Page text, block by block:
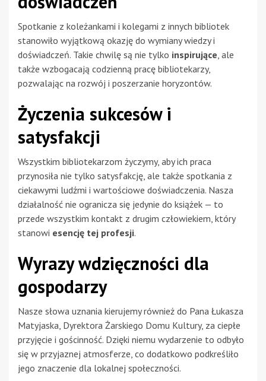
Spotkanie z koleżankami i kolegami z innych bibliotek
stanowiło wyjątkową okazję do wymiany wiedzy i
doświadczeń. Takie chwilę są nie tylko inspirujące , ale
także wzbogacają codzienną pracę bibliotekarzy,
pozwalając na rozwój i poszerzanie horyzontów.
Życzenia sukcesów i
satysfakcji
Wszystkim bibliotekarzom życzymy, aby ich praca
przynosiła nie tylko satysfakcję, ale także spotkania z
ciekawymi ludźmi i wartościowe doświadczenia. Nasza
działalność nie ogranicza się jedynie do książek — to
przede wszystkim kontakt z drugim człowiekiem, który
stanowi esencję tej profesji.
Wyrazy wdzięczności dla
gospodarzy
Nasze słowa uznania kierujemy również do Pana Łukasza
Matyjaska, Dyrektora Żarskiego Domu Kultury, za ciepłe
przyjęcie i gościnność. Dzięki niemu wydarzenie to odbyło
się w przyjaznej atmosferze, co dodatkowo podkreśliło
jego znaczenie dla lokalnej społeczności.